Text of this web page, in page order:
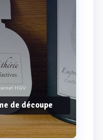
HGV
de découpe